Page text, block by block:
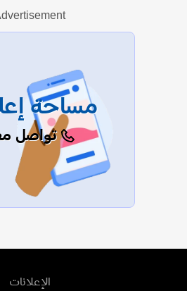
عرض الكل
مساحة
تواصل
الإعلانات